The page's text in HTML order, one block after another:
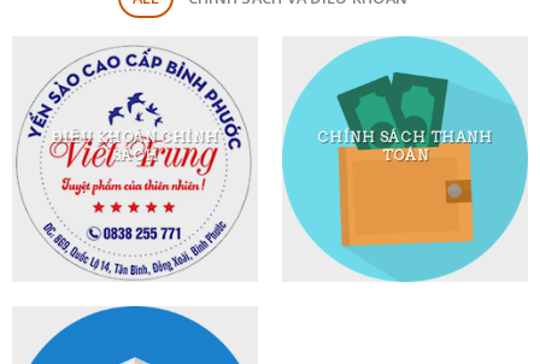
ĐIỀU KHOẢN CHÍNH
SÁCH
CHÍNH SÁCH THANH
TOÁN